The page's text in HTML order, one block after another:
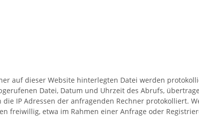
auf dieser Website hinterlegten Datei werden
Datei, Datum und Uhrzeit des Abrufs,
IP Adressen der anfragenden Rechner protokolliert.
freiwillig, etwa im Rahmen einer Anfrage oder